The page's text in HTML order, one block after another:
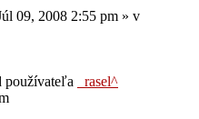
09, 2008 2:55 pm » v
používateľa
_rasel^